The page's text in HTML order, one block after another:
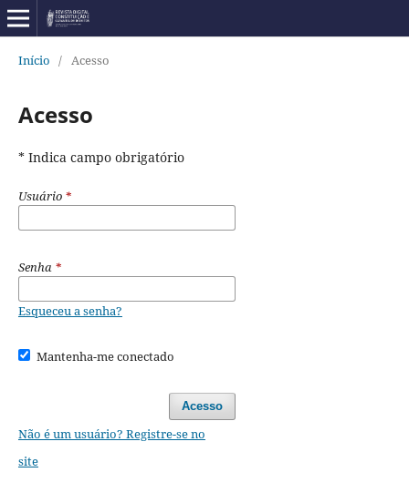
Início / Acesso
Acesso
* Indica campo obrigatório
Usuário *
Senha *
Esqueceu a senha?
Mantenha-me conectado
Acesso
Não é um usuário? Registre-se no
site